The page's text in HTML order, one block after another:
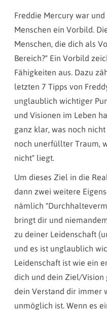
Freddie Mercury war
Menschen ein Vorbild.
Menschen, die dich als
Bereich?" Ein Vorbild
Fähigkeiten aus. Dazu
letzten 7 Tipps von
unglaublich wichtiger
und Visionen im Leben
ganz klar, was noch
noch unerfüllter Traum,
nicht" liegt.
Um dieses Ziel in die
dann zwei weitere
nämlich
bringt dir und
zu deiner Leidenschaft
und es ist unglaublich
Leidenschaft ist wie ein
dich und dein Ziel/Vision
dein Verstand dir immer
unmöglich ist. Wenn es